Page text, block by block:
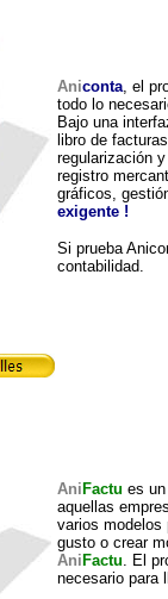
Aniconta, el
todo lo
Bajo una
libro de
regularización
registro
gráficos,
exigente !
Si prueba
contabilidad.
Ani Factu es
aquellas
varios modelos
gusto o crear
Ani Factu. El
necesario para